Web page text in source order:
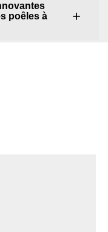
poêles à